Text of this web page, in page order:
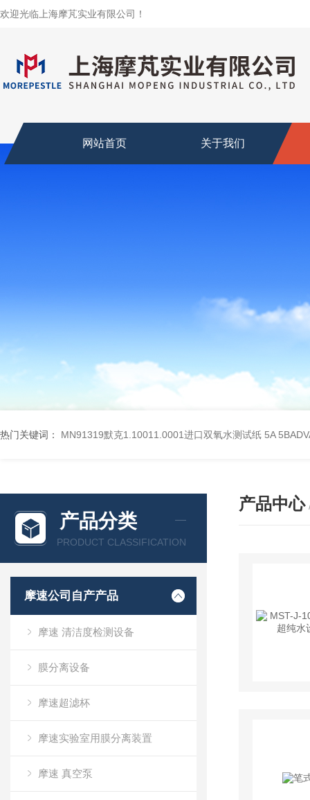
欢迎光临上海摩芃实业有限公司！
网站首页 关于我们
热门关键词： MN91319默克1.10011.0001进口双氧水测试纸 5A
产品分类
PRODUCT CLASSIFICATION
摩速公司自产产品
摩速 清洁度检测设备
膜分离设备
摩速超滤杯
摩速实验室用膜分离装置
摩速 真空泵
产品中心